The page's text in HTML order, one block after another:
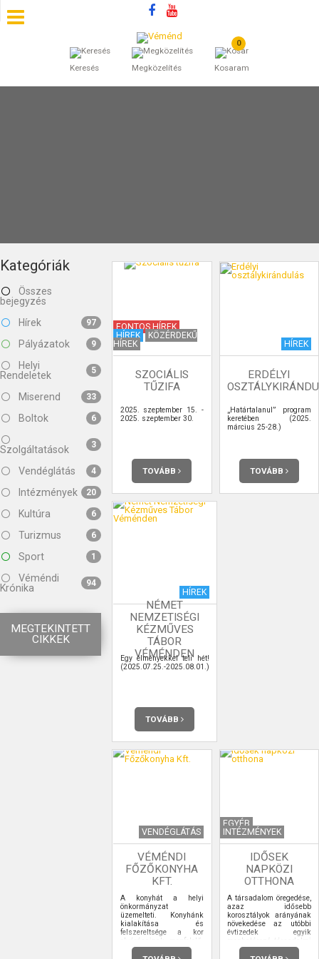
Keresés Megközelítés
0
Kosaram
SZÁLLÁSOK
BEJEGYZÉSEK
Kategóriák
Összes
bejegyzés
Hírek
97
Pályázatok 9
Helyi
Rendeletek
5
Miserend 33
Boltok 6
Szolgáltatások 3
Vendéglátás 4
Intézmények 20
Kultúra 6
Turizmus 6
Sport 1
Véméndi
Krónika
94
MEGTEKINTETT
CIKKEK
FONTOS HÍREK
HÍREK
KÖZÉRDEKŰ
HÍREK
SZOCIÁLIS
TŰZIFA
2025. szeptember 15. -
2025. szeptember 30.
TOVÁBB
HÍREK
ERDÉLYI
„Határtalanul” program
keretében (2025.
március 25-28.)
TOVÁBB
HÍREK
NÉMET
NEMZETISÉGI
KÉZMŰVES
TÁBOR
VÉMÉNDEN
Egy élményekkel teli hét!
(2025.07.25.-2025.08.01.)
TOVÁBB
VENDÉGLÁTÁS
VÉMÉNDI
FŐZŐKONYHA
KFT.
A konyhát a helyi
önkormányzat
üzemelteti. Konyhánk
kialakítása és
felszereltsége a kor
elvárásainak megfelelő.
Az aktuális törvényi
EGYÉB
INTÉZMÉNYEK
IDŐSEK
NAPKÖZI
OTTHONA
A társadalom öregedése,
azaz idősebb
korosztályok arányának
növekedése az utóbbi
évtizedek egyik
meghatározó társadalmi
jelensége. A 65 éven